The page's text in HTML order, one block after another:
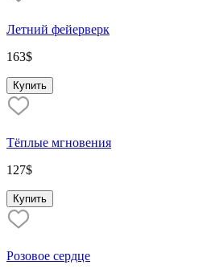
Летний фейерверк
163$
Купить
Тёплые мгновения
127$
Купить
Розовое сердце